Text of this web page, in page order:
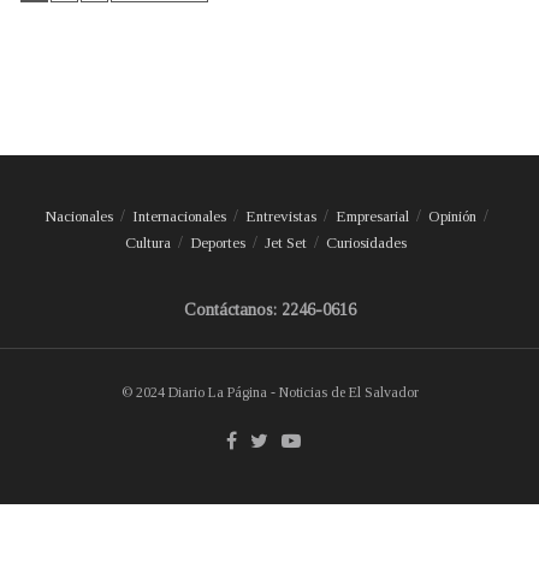
Nacionales Internacionales Entrevistas Empresarial
Opinión
Cultura
Deportes Jet Set Curiosidades
Contáctanos: 2246-0616
© 2024 Diario La Página - Noticias de El Salvador